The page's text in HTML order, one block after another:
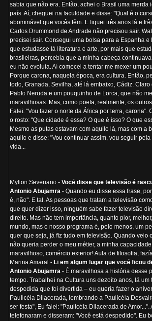
sabia que não era. Então, achei o Brasil uma
país. Aí, cheguei na faculdade e disse: "Qual é o
abominável que vocês têm. E fiquei três anos lá e
Carlos Drummond de Andrade não precisou sair.
precisei sair. Consegui uma bolsa para a Espanha
que estudasse lá literatura e arte, por mais que
brasileiras, percebia que a minha cabeça
eu não evoluía. Aí comecei a tentar me mexer um
Porque carona, naquela época, era cultura. Então,
todo, Granada, Sevilha, até lá embaixo, Cádiz.
Pablo Neruda e um pouquinho de Lorca, que não
maravilhosas. Mas, como poeta, realmente, os
Falei: "Vou fazer o norte da África por terra,
o rosto: "Que cidade é essa? O que é isso? O que
Mesmo as putas estavam com aquilo lá, mas com
aquilo e disse: "Vou continuar assim, vou seguir
vida...
Mylton Severiano - Você disse que televisão é
Antonio Abujamra - Quando eu disse essa frase,
é, não". E tal. As pessoas que tratam a televisão
que quer dizer isso, ninguém sabe fazer televisão
direito. Mas não tem importância, quanto pior,
mundo, mas o nosso programa é, pelo menos, um
quer que seja, já fiz tudo em televisão. Quando veio
não queria perder o meu métier, a minha
maravilhoso, comércio exterior! Aula de filosofia,
Marina Amaral - Li em algum lugar que você ficou
Antonio Abujamra - É maravilhosa a história desse
tempo. Trabalhei na Cultura uns dezoito anos, lá
despedida que foi divertida – eu queria fazer o
Paulicéia Dilacerada, lembrando a Paulicéia
ser festa", Eu falei: "Paulicéia Dilacerada de
telefonaram e disseram: "Você está despedido". Eu